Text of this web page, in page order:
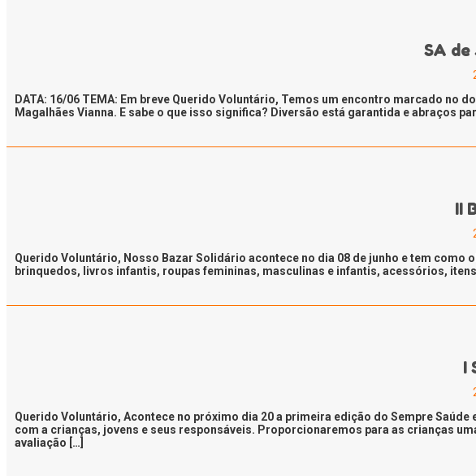
SA de
DATA: 16/06 TEMA: Em breve Querido Voluntário, Temos um encontro marcado
Magalhães Vianna. E sabe o que isso significa? Diversão está garantida e abraços
II
Querido Voluntário, Nosso Bazar Solidário acontece no dia 08 de junho e tem
brinquedos, livros infantis, roupas femininas, masculinas e infantis, acessórios,
I
Querido Voluntário, Acontece no próximo dia 20 a primeira edição do Sempre
com a crianças, jovens e seus responsáveis. Proporcionaremos para as crianças
avaliação […]